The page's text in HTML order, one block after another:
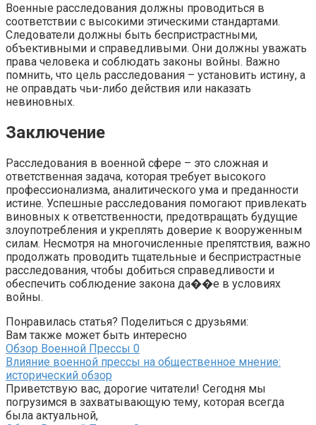
Военные расследования должны проводиться в
соответствии с высокими этическими стандартами.
Следователи должны быть беспристрастными,
объективными и справедливыми. Они должны уважать
права человека и соблюдать законы войны. Важно
помнить, что цель расследования – установить истину, а
не оправдать чьи-либо действия или наказать
невиновных.
Заключение
Расследования в военной сфере – это сложная и
ответственная задача, которая требует высокого
профессионализма, аналитического ума и преданности
истине. Успешные расследования помогают привлекать
виновных к ответственности, предотвращать будущие
злоупотребления и укреплять доверие к вооруженным
силам. Несмотря на многочисленные препятствия, важно
продолжать проводить тщательные и беспристрастные
расследования, чтобы добиться справедливости и
обеспечить соблюдение закона да��е в условиях
войны.
Понравилась статья? Поделиться с друзьями:
Вам также может быть интересно
Обзор Военной Прессы 0
Влияние военной прессы на общественное мнение:
исторический обзор
Приветствую вас, дорогие читатели! Сегодня мы
погрузимся в захватывающую тему, которая всегда
была актуальной,